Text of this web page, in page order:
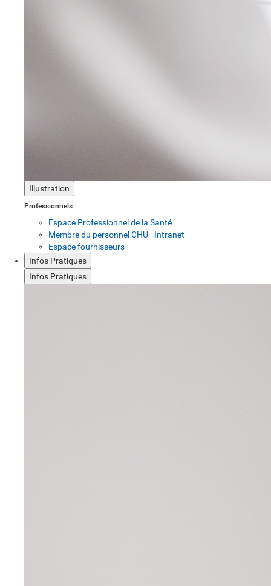
Illustration
Professionnels
Espace Professionnel de la Santé
Membre du personnel CHU - Intranet
Espace fournisseurs
Infos Pratiques
Infos Pratiques